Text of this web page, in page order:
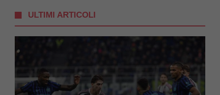
ULTIMI ARTICOLI